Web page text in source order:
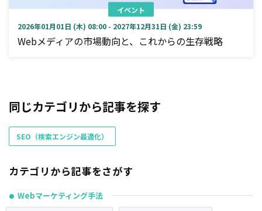
イベント
2026年01月01日 (木) 08:00 - 2027年12月31日 (金) 23:59
Webメディアの市場動向と、これからの生存戦略
同じカテゴリから記事を探す
SEO（検索エンジン最適化）
カテゴリから記事をさがす
● Webマーケティング手法